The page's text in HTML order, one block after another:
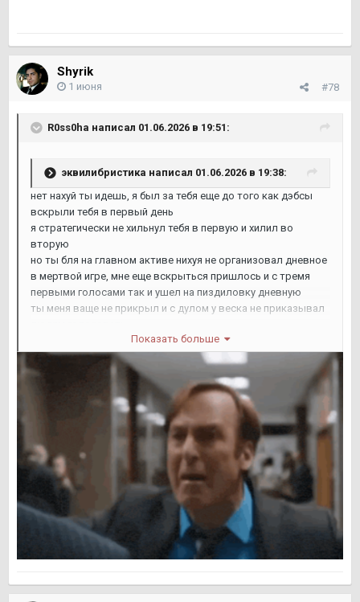
Shyrik
#78
1 июня
R0ss0ha написал 01.06.2026 в 19:51:
эквилибристика написал 01.06.2026 в 19:38:
нет нахуй ты идешь, я был за тебя еще до того как дэбсы
вскрыли тебя в первый день
я стратегически не хильнул тебя в первую и хилил во
вторую
но ты бля на главном активе нихуя не организовал дневное
в мертвой игре, мне еще вскрыться пришлось и с тремя
первыми голосами так и ушел на пиздиловку дневную
ты меня ваще не прикрыл и с дулом у веска не приказывал
вот и проебал КППшникПоказать больше